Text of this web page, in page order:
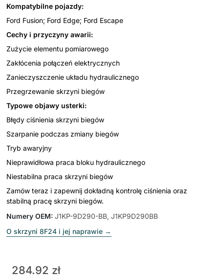
Kompatybilne pojazdy:
Ford Fusion; Ford Edge; Ford Escape
Cechy i przyczyny awarii:
Zużycie elementu pomiarowego
Zakłócenia połączeń elektrycznych
Zanieczyszczenie układu hydraulicznego
Przegrzewanie skrzyni biegów
Typowe objawy usterki:
Błędy ciśnienia skrzyni biegów
Szarpanie podczas zmiany biegów
Tryb awaryjny
Nieprawidłowa praca bloku hydraulicznego
Niestabilna praca skrzyni biegów
Zamów teraz i zapewnij dokładną kontrolę ciśnienia oraz
stabilną pracę skrzyni biegów.
Numery OEM: J1KP-9D290-BB, J1KP9D290BB
O skrzyni 8F24 i jej naprawie →
284.92 zł